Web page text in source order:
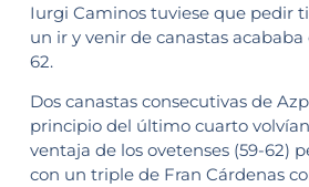
Iurgi Caminos tuviese que pedir
un ir y venir de canastas
62.
Dos canastas consecutivas de
principio del último cuarto
ventaja de los ovetenses (59-62)
con un triple de Fran Cárdenas